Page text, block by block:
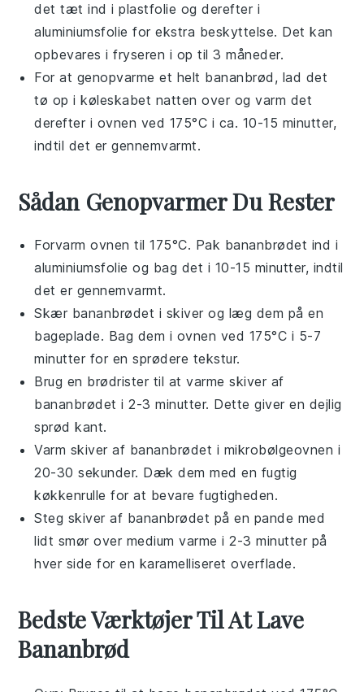
det tæt ind i plastfolie og derefter i
aluminiumsfolie for ekstra beskyttelse. Det kan
opbevares i fryseren i op til 3 måneder.
For at genopvarme et helt bananbrød , lad det
tø op i køleskabet natten over og varm det
derefter i ovnen ved 175°C i ca. 10-15 minutter,
indtil det er gennemvarmt.
Sådan Genopvarmer Du Rester
Forvarm ovnen til 175°C. Pak bananbrødet ind i
aluminiumsfolie og bag det i 10-15 minutter, indtil
det er gennemvarmt.
Skær bananbrødet i skiver og læg dem på en
bageplade. Bag dem i ovnen ved 175°C i 5-7
minutter for en sprødere tekstur.
Brug en brødrister til at varme skiver af
bananbrødet i 2-3 minutter. Dette giver en dejlig
sprød kant.
Varm skiver af bananbrødet i mikrobølgeovnen i
20-30 sekunder. Dæk dem med en fugtig
køkkenrulle for at bevare fugtigheden.
Steg skiver af bananbrødet på en pande med
lidt smør over medium varme i 2-3 minutter på
hver side for en karamelliseret overflade.
Bedste Værktøjer Til At Lave
Bananbrød